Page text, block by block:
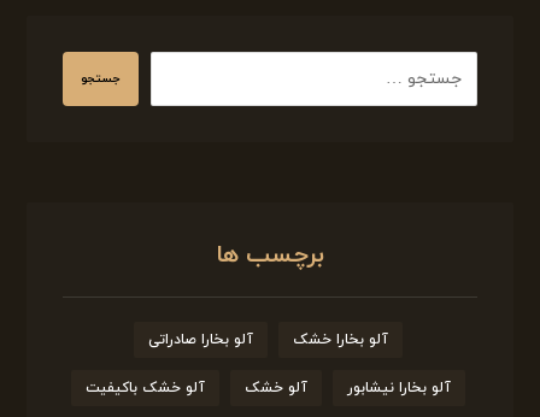
برچسب ها
آلو بخارا خشک آلو بخارا صادراتی
آلو بخارا نیشابور آلو خشک آلو خشک باکیفیت